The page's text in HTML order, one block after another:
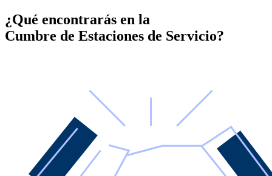
¿Qué encontrarás en la
Cumbre de Estaciones de Servicio?